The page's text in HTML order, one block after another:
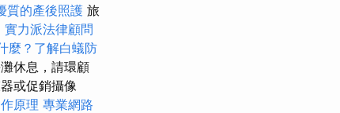
質的產後照護 旅
力派法律顧問
麼？了解白蟻防
休息，請環顧
或促銷攝像
原理 專業網路